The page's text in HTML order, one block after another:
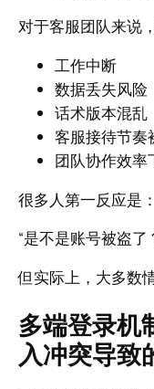
对于客服团队来说
工作中断
数据丢失风险
话术版本混乱
客服接待节奏
团队协作效率
很多人第一反应是：
“是不是账号被盗了
但实际上，大多数
多端登录机
入冲突导致